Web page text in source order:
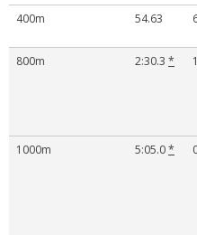
400m
54.63
800m
2:30.3 *
1000m
5:05.0*